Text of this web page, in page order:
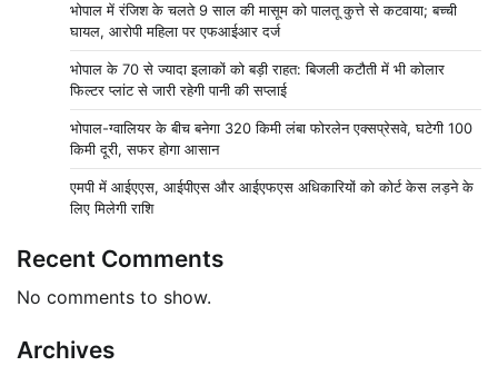
भोपाल में रंजिश के चलते 9 साल की मासूम को पालतू कुत्ते से कटवाया; बच्ची
घायल, आरोपी महिला पर एफआईआर दर्ज
भोपाल के 70 से ज्यादा इलाकों को बड़ी राहत: बिजली कटौती में भी कोलार
फिल्टर प्लांट से जारी रहेगी पानी की सप्लाई
भोपाल-ग्वालियर के बीच बनेगा 320 किमी लंबा फोरलेन एक्सप्रेसवे, घटेगी 100
किमी दूरी, सफर होगा आसान
एमपी में आईएएस, आईपीएस और आईएफएस अधिकारियों को कोर्ट केस लड़ने के
लिए मिलेगी राशि
Recent Comments
No comments to show.
Archives